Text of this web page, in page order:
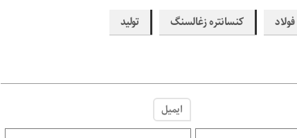
فولاد کنسانتره زغالسنگ
تولید
ایمیل